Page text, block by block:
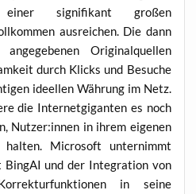
einer signi­fi­kant gro­ßen
aus­rei­chen. Die dann
Ori­gi­nal­quel­len
durch Klicks und Besu­che
ideel­len Wäh­rung im Netz.
die Inter­net­gi­gan­ten es noch
Nutzer:innen in ihrem eige­nen
Micro­soft unter­nimmt
und der Inte­gra­ti­on von
in sei­ne